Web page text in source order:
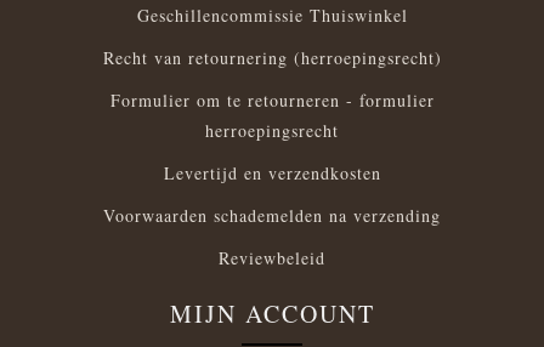
Geschillencommissie Thuiswinkel
Recht van retournering (herroepingsrecht)
Formulier om te retourneren - formulier
herroepingsrecht
Levertijd en verzendkosten
Voorwaarden schademelden na verzending
Reviewbeleid
MIJN ACCOUNT